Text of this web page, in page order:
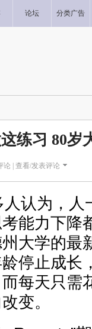
论坛 分类广告
练习 80岁
论 | 查看/发表评论
认为，人
能力下降
大学的最
停止成长
每天只需
变。